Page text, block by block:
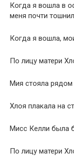
Когда я вошла в
меня почти
Когда я вошла,
По лицу матери
Мия стояла рядом
Хлоя плакала на
Мисс Келли была
По лицу матери